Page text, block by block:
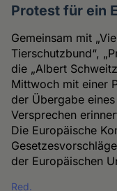
Protest für ein
Gemeinsam mit
Tierschutzbund“,
die „Albert
Mittwoch mit einer
der Übergabe
Versprechen
Die Europäische
der Europäischen
Red.